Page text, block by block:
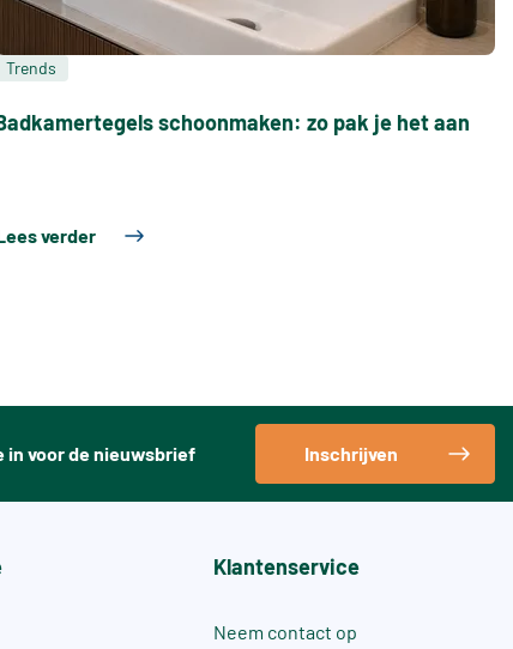
Trends
schoonmaken: zo pak je het aan
verder
in voor de nieuwsbrief Inschrijven
Klantenservice
Neem contact op